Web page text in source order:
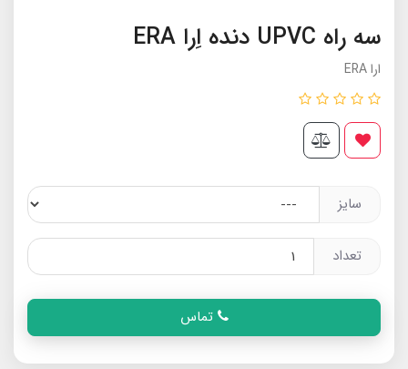
سه راه UPVC دنده اِرا ERA
ارا ERA
سایز
تعداد
تماس